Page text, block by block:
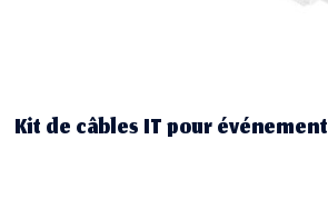
Kit de câbles IT pour événement